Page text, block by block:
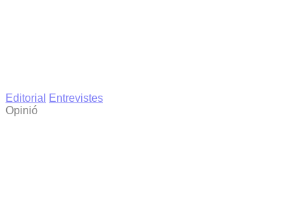
Editorial
Entrevistes
Opinió